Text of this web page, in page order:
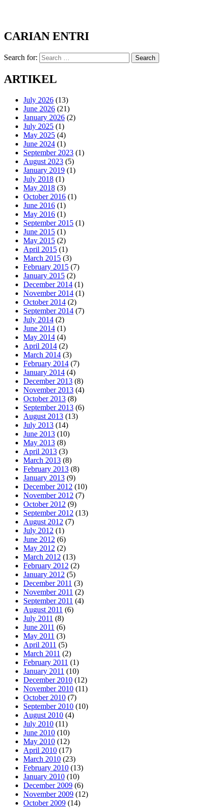
CARIAN ENTRI
Search for: Search
ARTIKEL
July 2026 (13)
June 2026 (21)
January 2026 (2)
July 2025 (1)
May 2025 (4)
June 2024 (1)
September 2023 (1)
August 2023 (5)
January 2019 (1)
July 2018 (1)
May 2018 (3)
October 2016 (1)
June 2016 (1)
May 2016 (1)
September 2015 (1)
June 2015 (1)
May 2015 (2)
April 2015 (1)
March 2015 (3)
February 2015 (7)
January 2015 (2)
December 2014 (1)
November 2014 (1)
October 2014 (2)
September 2014 (7)
July 2014 (2)
June 2014 (1)
May 2014 (4)
April 2014 (2)
March 2014 (3)
February 2014 (7)
January 2014 (4)
December 2013 (8)
November 2013 (4)
October 2013 (8)
September 2013 (6)
August 2013 (13)
July 2013 (14)
June 2013 (10)
May 2013 (8)
April 2013 (3)
March 2013 (8)
February 2013 (8)
January 2013 (9)
December 2012 (10)
November 2012 (7)
October 2012 (9)
September 2012 (13)
August 2012 (7)
July 2012 (1)
June 2012 (6)
May 2012 (2)
March 2012 (13)
February 2012 (2)
January 2012 (5)
December 2011 (3)
November 2011 (2)
September 2011 (4)
August 2011 (6)
July 2011 (8)
June 2011 (6)
May 2011 (3)
April 2011 (5)
March 2011 (2)
February 2011 (1)
January 2011 (10)
December 2010 (12)
November 2010 (11)
October 2010 (7)
September 2010 (10)
August 2010 (4)
July 2010 (11)
June 2010 (10)
May 2010 (12)
April 2010 (17)
March 2010 (23)
February 2010 (13)
January 2010 (10)
December 2009 (6)
November 2009 (12)
October 2009 (14)